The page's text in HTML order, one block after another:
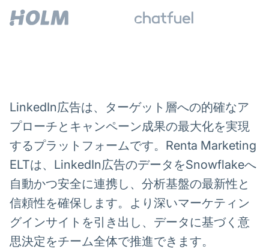
LinkedIn広告は、ターゲット層への的確なア
プローチとキャンペーン成果の最大化を実現
するプラットフォームです。Renta Marketing
ELTは、LinkedIn広告のデータをSnowflakeへ
自動かつ安全に連携し、分析基盤の最新性と
信頼性を確保します。より深いマーケティン
グインサイトを引き出し、データに基づく意
思決定をチーム全体で推進できます。